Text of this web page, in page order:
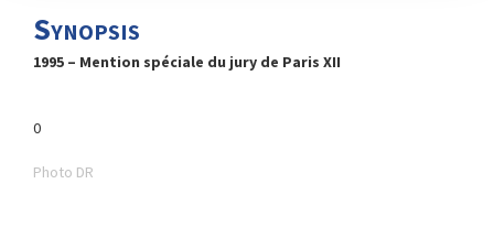
Synopsis
1995 – Mention spéciale du jury de Paris XII
0
Photo DR